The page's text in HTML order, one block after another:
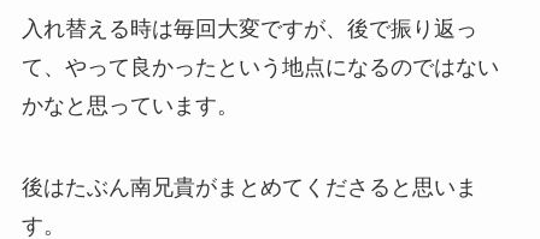
入れ替える時は毎回大変ですが、後で振り返っ
て、やって良かったという地点になるのではない
かなと思っています。
後はたぶん南兄貴がまとめてくださると思いま
す。